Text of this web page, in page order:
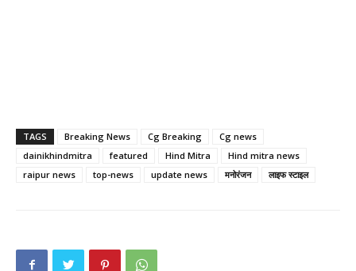
TAGS Breaking News Cg Breaking
Cg news
dainikhindmitra
featured Hind Mitra
Hind mitra news
raipur news
top-news update news मनोरंजन लाइफ स्टाइल